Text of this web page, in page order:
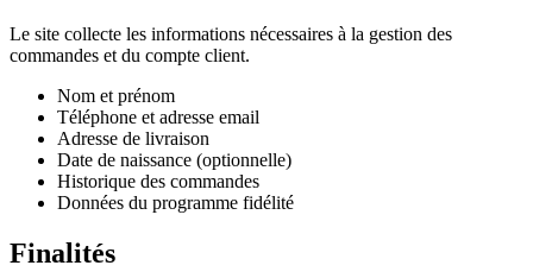
Le site collecte les informations nécessaires à la gestion des
commandes et du compte client.
Nom et prénom
Téléphone et adresse email
Adresse de livraison
Date de naissance (optionnelle)
Historique des commandes
Données du programme fidélité
Finalités